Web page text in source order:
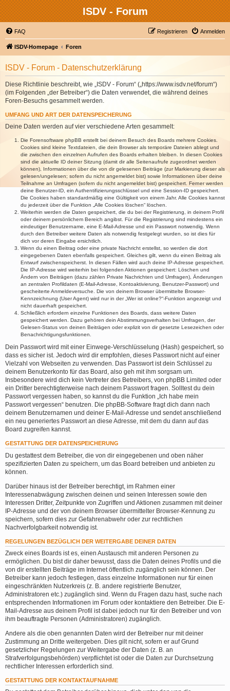
ISDV - Forum
FAQ Anmelden
Registrieren
ISDV-Homepage Foren
ISDV - Forum - Datenschutzerklärung
Diese Richtlinie beschreibt, wie „ISDV - Forum“ („https://www.isdv.net/forum“)
(im Folgenden „der Betreiber“) die Daten verwendet, die während deines
Foren-Besuchs gesammelt werden.
UMFANG UND ART DER DATENSPEICHERUNG
Deine Daten werden auf vier verschiedene Arten gesammelt:
Die Forensoftware phpBB erstellt bei deinem Besuch des Boards mehrere Cookies.
Cookies sind kleine Textdateien, die dein Browser als temporäre Dateien ablegt und
die zwischen den einzelnen Aufrufen des Boards erhalten bleiben. In diesen Cookies
sind die aktuelle ID deiner Sitzung (damit dir alle Seitenaufrufe zugeordnet werden
können), Informationen über die von dir gelesenen Beiträge (zur Markierung dieser als
gelesen/ungelesen; sofern du nicht angemeldet bist) sowie Informationen über deine
Teilnahme an Umfragen (sofern du nicht angemeldet bist) gespeichert. Ferner werden
deine Benutzer-ID, ein Authentifizierungsschlüssel und eine Session-ID gespeichert.
Die Cookies haben standardmäßig eine Gültigkeit von einem Jahr. Alle Cookies kannst
du jederzeit über die Funktion „Alle Cookies löschen“ löschen.
Weiterhin werden die Daten gespeichert, die du bei der Registrierung, in deinem Profil
oder deinem persönlichem Bereich angibst. Für die Registrierung sind mindestens ein
eindeutiger Benutzername, eine E-Mail-Adresse und ein Passwort notwendig. Wenn
durch den Betreiber weitere Daten als notwendig festgelegt wurden, so ist dies für
dich vor deren Eingabe ersichtlich.
Wenn du einen Beitrag oder eine private Nachricht erstellst, so werden die dort
eingegebenen Daten ebenfalls gespeichert. Gleiches gilt, wenn du einen Beitrag als
Entwurf zwischenspeicherst. In diesen Fällen wird auch deine IP-Adresse gespeichert.
Die IP-Adresse wird weiterhin bei folgenden Aktionen gespeichert: Löschen und
Ändern von Beiträgen (dazu zählen Private Nachrichten und Umfragen), Änderungen
an zentralen Profildaten (E-Mail-Adresse, Kontoaktivierung, Benutzer-Passwort) und
gescheiterte Anmeldeversuche. Die von deinem Browser übermittelte Browser-
Kennzeichnung (User Agent) wird nur in der „Wer ist online?“-Funktion angezeigt und
nicht dauerhaft gespeichert.
Schließlich erfordern einzelne Funktionen des Boards, dass weitere Daten
gespeichert werden. Dazu gehören dein Abstimmungsverhalten bei Umfragen, der
Gelesen-Status von deinen Beiträgen oder explizit von dir gesetzte Lesezeichen oder
Benachrichtigungsfunktionen.
Dein Passwort wird mit einer Einwege-Verschlüsselung (Hash) gespeichert, so
dass es sicher ist. Jedoch wird dir empfohlen, dieses Passwort nicht auf einer
Vielzahl von Webseiten zu verwenden. Das Passwort ist dein Schlüssel zu
deinem Benutzerkonto für das Board, also geh mit ihm sorgsam um.
Insbesondere wird dich kein Vertreter des Betreibers, von phpBB Limited oder
ein Dritter berechtigterweise nach deinem Passwort fragen. Solltest du dein
Passwort vergessen haben, so kannst du die Funktion „Ich habe mein
Passwort vergessen“ benutzen. Die phpBB-Software fragt dich dann nach
deinem Benutzernamen und deiner E-Mail-Adresse und sendet anschließend
ein neu generiertes Passwort an diese Adresse, mit dem du dann auf das
Board zugreifen kannst.
GESTATTUNG DER DATENSPEICHERUNG
Du gestattest dem Betreiber, die von dir eingegebenen und oben näher
spezifizierten Daten zu speichern, um das Board betreiben und anbieten zu
können.
Darüber hinaus ist der Betreiber berechtigt, im Rahmen einer
Interessenabwägung zwischen deinen und seinen Interessen sowie den
Interessen Dritter, Zeitpunkte von Zugriffen und Aktionen zusammen mit deiner
IP-Adresse und der von deinem Browser übermittelter Browser-Kennung zu
speichern, sofern dies zur Gefahrenabwehr oder zur rechtlichen
Nachverfolgbarkeit notwendig ist.
REGELUNGEN BEZÜGLICH DER WEITERGABE DEINER DATEN
Zweck eines Boards ist es, einen Austausch mit anderen Personen zu
ermöglichen. Du bist dir daher bewusst, dass die Daten deines Profils und die
von dir erstellten Beiträge im Internet öffentlich zugänglich sein können. Der
Betreiber kann jedoch festlegen, dass einzelne Informationen nur für einen
eingeschränkten Nutzerkreis (z. B. andere registrierte Benutzer,
Administratoren etc.) zugänglich sind. Wenn du Fragen dazu hast, suche nach
entsprechenden Informationen im Forum oder kontaktiere den Betreiber. Die E-
Mail-Adresse aus deinem Profil ist dabei jedoch nur für den Betreiber und von
ihm beauftragte Personen (Administratoren) zugänglich.
Andere als die oben genannten Daten wird der Betreiber nur mit deiner
Zustimmung an Dritte weitergeben. Dies gilt nicht, sofern er auf Grund
gesetzlicher Regelungen zur Weitergabe der Daten (z. B. an
Strafverfolgungsbehörden) verpflichtet ist oder die Daten zur Durchsetzung
rechtlicher Interessen erforderlich sind.
GESTATTUNG DER KONTAKTAUFNAHME